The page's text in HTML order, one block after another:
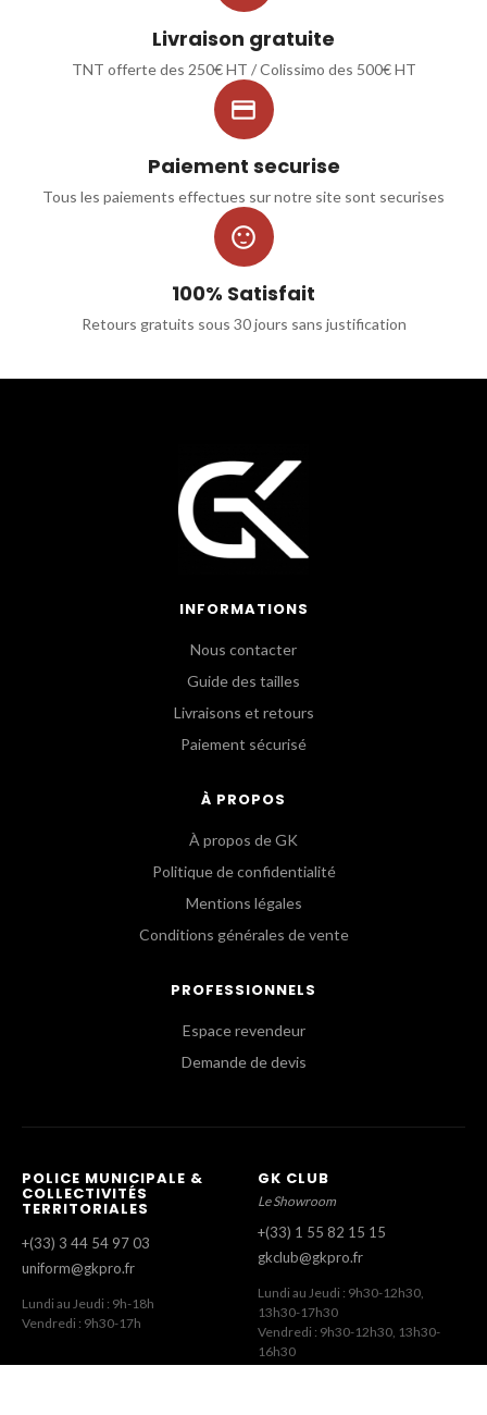
Livraison gratuite
TNT offerte des 250€ HT / Colissimo des 500€ HT

Paiement securise
Tous les paiements effectues sur notre site sont securises

100% Satisfait
Retours gratuits sous 30 jours sans justification
INFORMATIONS
Nous contacter
Guide des tailles
Livraisons et retours
Paiement sécurisé
À PROPOS
À propos de GK
Politique de confidentialité
Mentions légales
Conditions générales de vente
PROFESSIONNELS
Espace revendeur
Demande de devis
POLICE MUNICIPALE &
COLLECTIVITÉS
TERRITORIALES
+(33) 3 44 54 97 03
uniform@gkpro.fr
Lundi au Jeudi : 9h-18h
Vendredi : 9h30-17h
GK CLUB
Le Showroom
+(33) 1 55 82 15 15
gkclub@gkpro.fr
Lundi au Jeudi : 9h30-12h30,
13h30-17h30
Vendredi : 9h30-12h30, 13h30-
16h30